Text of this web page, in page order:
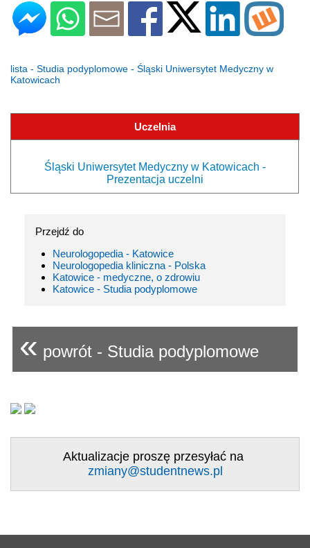
lista - Studia podyplomowe - Śląski Uniwersytet Medyczny w
Katowicach
Uczelnia
Śląski Uniwersytet Medyczny w Katowicach -
Prezentacja uczelni
Przejdź do
Neurologopedia - Katowice
Neurologopedia kliniczna - Polska
Katowice - medyczne, o zdrowiu
Katowice - Studia podyplomowe
« powrót - Studia podyplomowe
Aktualizacje proszę przesyłać na
zmiany@studentnews.pl